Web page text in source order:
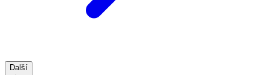
Další